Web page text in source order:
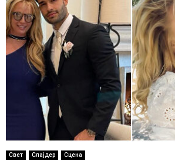
Свет Слајдер Сцена